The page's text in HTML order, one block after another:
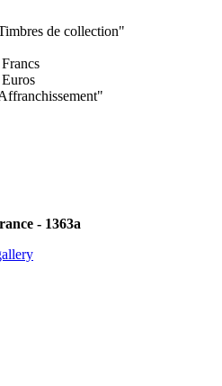
de collection"
- 1363a